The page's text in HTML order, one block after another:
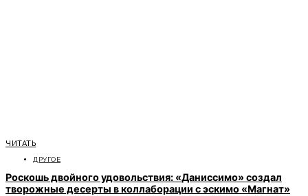
ЧИТАТЬ
ДРУГОЕ
Роскошь двойного удовольствия: «Даниссимо» создал
творожные десерты в коллаборации с эскимо «Магнат»